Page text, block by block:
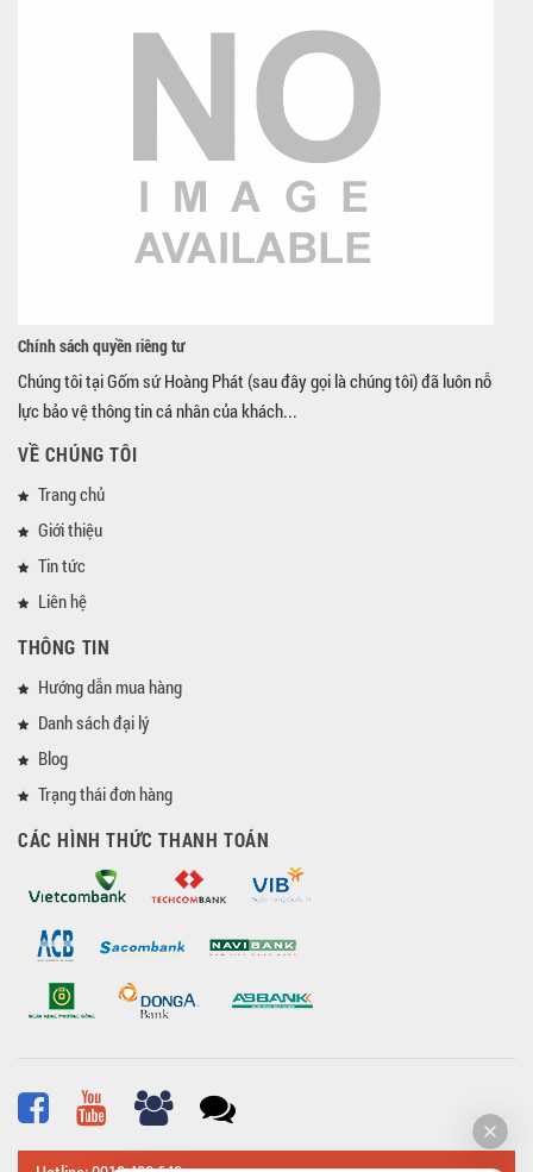
Chính sách quyền riêng tư
Chúng tôi tại Gốm sứ Hoàng Phát (sau đây gọi là chúng tôi) đã luôn nỗ
lực bảo vệ thông tin cá nhân của khách...
VỀ CHÚNG TÔI
Trang chủ
Giới thiệu
Tin tức
Liên hệ
THÔNG TIN
Hướng dẫn mua hàng
Danh sách đại lý
Blog
Trạng thái đơn hàng
CÁC HÌNH THỨC THANH TOÁN